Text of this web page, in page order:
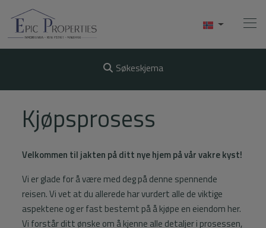
Kjøpe
Selge
Utleie
Om Oss
Søkeskjema
Kjøpsprosess
Velkommen til jakten på ditt nye hjem på vår vakre kyst!
Vi er glade for å være med deg på denne spennende
reisen. Vi vet at du allerede har vurdert alle de viktige
aspektene og er fast bestemt på å kjøpe en eiendom her.
Vi forstår ditt ønske om å kjenne alle detaljer i prosessen,